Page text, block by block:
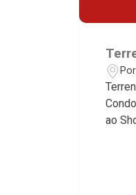
dos
ao